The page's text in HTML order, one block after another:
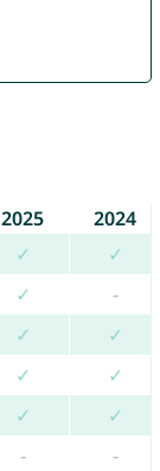
2025
2024
✓
✓
✓
-
✓
✓
✓
✓
✓
✓
-
-